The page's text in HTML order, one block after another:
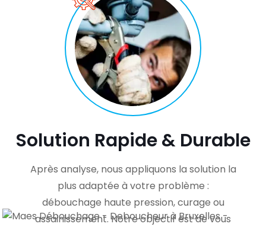
Solution Rapide & Durable
Après analyse, nous appliquons la solution la
plus adaptée à votre problème :
débouchage haute pression, curage ou
assainissement. Notre objectif est de vous